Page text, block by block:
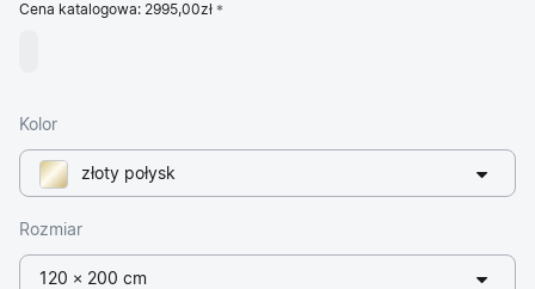
Cena katalogowa: 2995,00zł
Kolor
złoty połysk
Rozmiar
120 × 200 cm